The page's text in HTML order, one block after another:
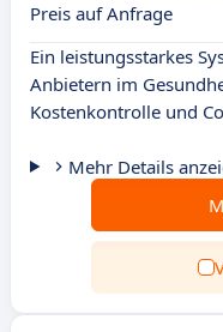
Preis auf Anfrage
Ein leistungsstarkes
Anbietern im
Kostenkontrolle und
Mehr Details